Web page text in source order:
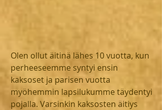
Olen ollut äitinä lähes 10 vuotta, kun
perheeseemme syntyi ensin
kaksoset ja parisen vuotta
myöhemmin lapsilukumme täydentyi
pojalla. Varsinkin kaksosten äitiys